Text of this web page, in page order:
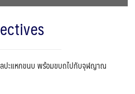
ปะแหกขนบ พร้อมขบถไปกับจุฬญาณ